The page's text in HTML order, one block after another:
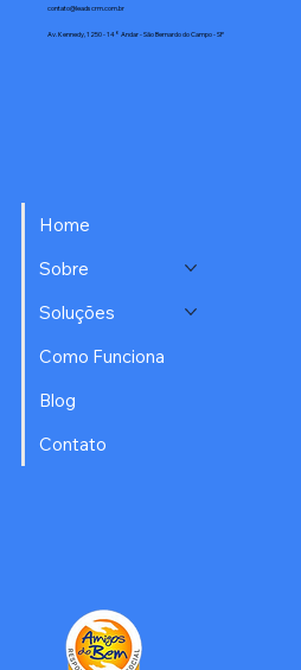
Home
Sobre
Soluções
Como Funciona
Blog
Contato
contato@leadscrm.com.br
Av. Kennedy, 1250 - 14° Andar - São Bernardo do Campo - SP